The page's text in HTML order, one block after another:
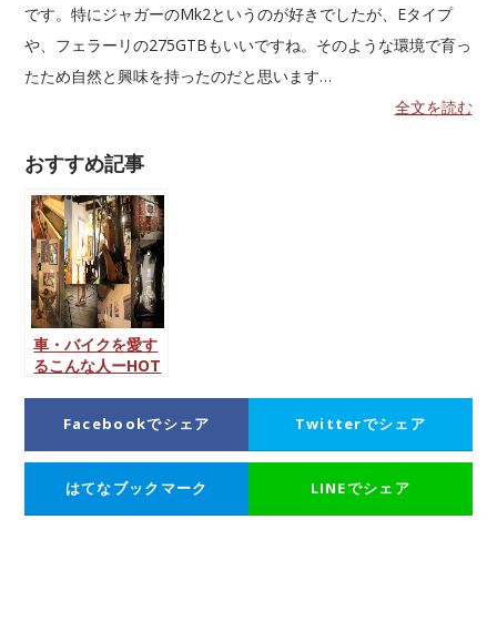
です。特にジャガーのMk2というのが好きでしたが、Eタイプ
や、フェラーリの275GTBもいいですね。そのような環境で育っ
たため自然と興味を持ったのだと思います…
全文を読む
おすすめ記事
車・バイクを愛す
るこんな人ーHOT
ズミに会ってきた
ー
Facebookでシェア Twitterでシェア
はてなブックマーク LINEでシェア